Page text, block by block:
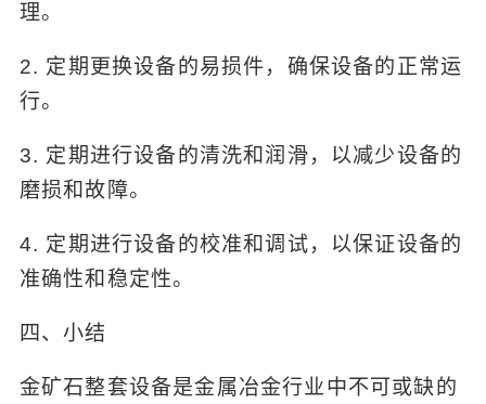
理。
2. 定期更换设备的易损件，确保设备的正常运
行。
3. 定期进行设备的清洗和润滑，以减少设备的
磨损和故障。
4. 定期进行设备的校准和调试，以保证设备的
准确性和稳定性。
四、小结
金矿石整套设备是金属冶金行业中不可或缺的